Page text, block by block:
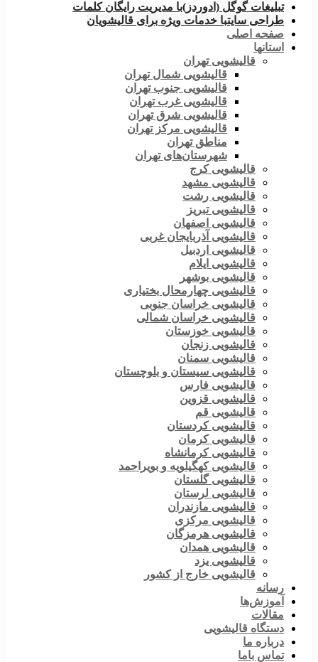
تبلیغات گوگل (ادوردز)با مدیریت رایگان کلمات
طراحی سایتبا خدمات ویژه برای قالیشویان
صفحه اصلی
استانها
قالیشویی تهران
قالیشویی شمال تهران
قالیشویی جنوب تهران
قالیشویی غرب تهران
قالیشویی شرق تهران
قالیشویی مرکز تهران
مناطق تهران
شهرستان‌های تهران
قالیشویی کرج
قالیشویی مشهد
قالیشویی رشت
قالیشویی تبریز
قالیشویی اصفهان
قالیشویی آذربایجان غربی
قالیشویی اردبیل
قالیشویی ایلام
قالیشویی بوشهر
قالیشویی چهارمحال بختیاری
قالیشویی خراسان جنوبی
قالیشویی خراسان شمالی
قالیشویی خوزستان
قالیشویی زنجان
قالیشویی سمنان
قالیشویی سیستان و بلوچستان
قالیشویی فارس
قالیشویی قزوین
قالیشویی قم
قالیشویی کردستان
قالیشویی کرمان
قالیشویی کرمانشاه
قالیشویی کهگیلویه و بویراحمد
قالیشویی گلستان
قالیشویی لرستان
قالیشویی مازندران
قالیشویی مرکزی
قالیشویی هرمزگان
قالیشویی همدان
قالیشویی یزد
قالیشویی خارج از کشور
رسانه
آموزش‌ها
مقالات
دستگاه قالیشویی
درباره ما
تماس باما